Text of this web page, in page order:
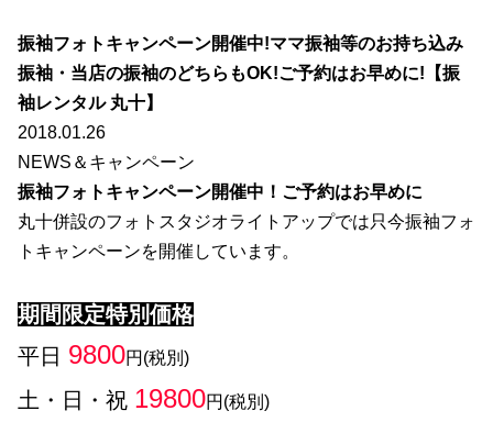
振袖フォトキャンペーン開催中!ママ振袖等のお持ち込み
振袖・当店の振袖のどちらもOK!ご予約はお早めに!【振
袖レンタル 丸十】
2018.01.26
NEWS＆キャンペーン
振袖フォトキャンペーン開催中！ご予約はお早めに
丸十併設のフォトスタジオライトアップでは只今振袖フォ
トキャンペーンを開催しています。
期間限定特別価格
平日 9800円(税別)
土・日・祝 19800円(税別)